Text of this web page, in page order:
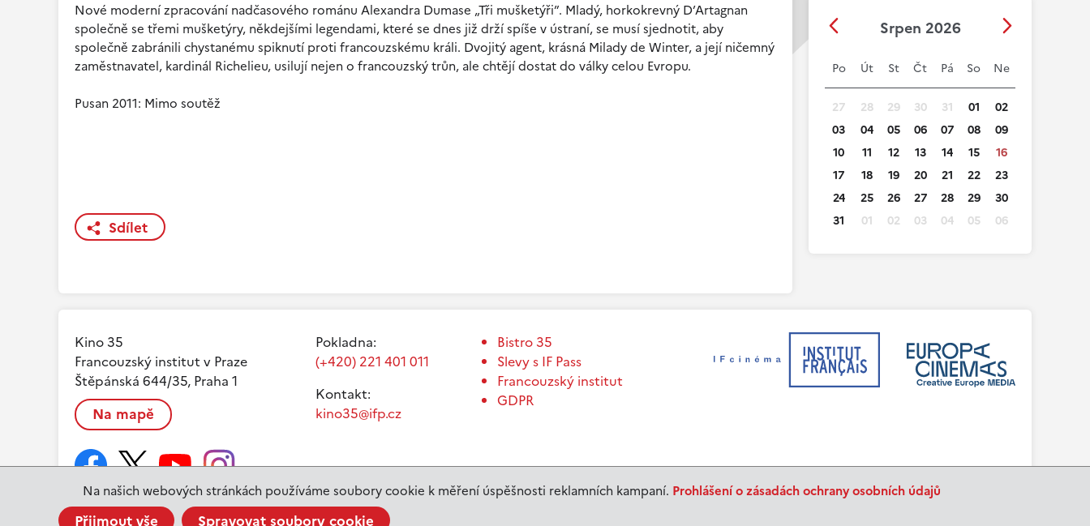
Na našich webových stránkách používáme soubory cookie k měření úspěšnosti reklamních kampaní. Prohlášení o zásadách ochrany osobních údajů
Přijmout vše Spravovat soubory cookie
Srpen 2026
Po Út St Čt Pá So Ne
27 28 29 30 31 01
02
03
04 05 06 07 08
09
10
11 12 13 14 15
16
17
18 19 20 21 22
23
24
25 26 27 28 29
30
31
01 02 03 04 05 06
Nové moderní zpracování nadčasového románu Alexandra Dumase „Tři mušketýři”. Mladý, horkokrevný D’Artagnan
společně se třemi mušketýry, někdejšími legendami, které se dnes již drží spíše v ústraní, se musí sjednotit, aby
společně zabránili chystanému spiknutí proti francouzskému králi. Dvojitý agent, krásná Milady de Winter, a její ničemný
zaměstnavatel, kardinál Richelieu, usilují nejen o francouzský trůn, ale chtějí dostat do války celou Evropu.
Pusan 2011: Mimo soutěž
Sdílet
Kino 35
Francouzský institut v Praze
Štěpánská 644/35, Praha 1
Na mapě
Pokladna:
(+420) 221 401 011
Kontakt:
kino35@ifp.cz
Bistro 35
Slevy s IF Pass
Francouzský institut
GDPR
© 2023 Institut français de Prague |www.ifp.cz